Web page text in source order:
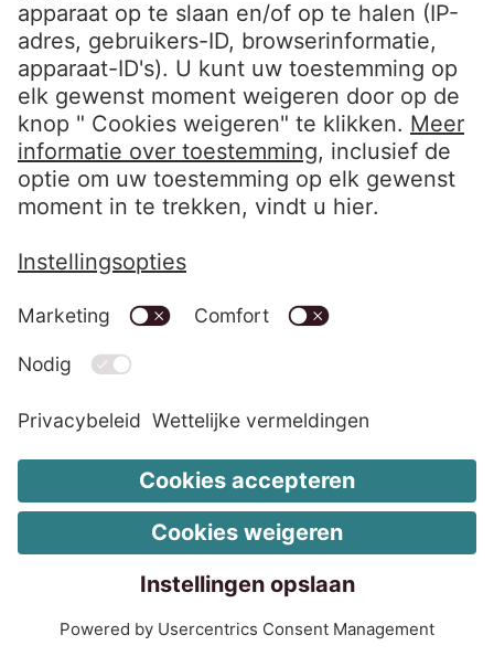
Kom meer te weten
Aankoop van openstaande
Forward flow-overeenkomsten zijn
voordelig voor iedereen.
8 jun. 2026 6 minuten
Waarom kopen bedrijven voortdurend
achterstallige vorderingen van andere
ondernemingen? We leggen uit hoe forward